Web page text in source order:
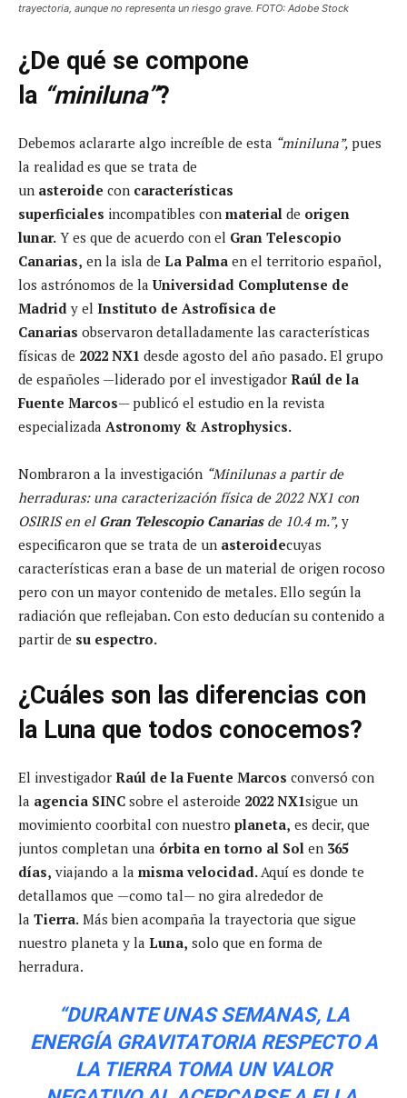
trayectoria, aunque no representa un riesgo grave. FOTO: Adobe Stock
¿De qué se compone
la “miniluna”?
Debemos aclararte algo increíble de esta “miniluna”, pues
la realidad es que se trata de
un asteroide con características
superficiales incompatibles con material de origen
lunar. Y es que de acuerdo con el Gran Telescopio
Canarias, en la isla de La Palma en el territorio español,
los astrónomos de laUniversidad Complutense de
Madrid y el Instituto de Astrofísica de
Canarias observaron detalladamente las características
físicas de 2022 NX1 desde agosto del año pasado. El grupo
de españoles —liderado por el investigador Raúl de la
Fuente Marcos— publicó el estudio en la revista
especializada Astronomy & Astrophysics.
Nombraron a la investigación “Minilunas a partir de
herraduras: una caracterización física de 2022 NX1 con
OSIRIS en el Gran Telescopio Canariasde 10.4 m.”, y
especificaron que se trata de un asteroidecuyas
características eran a base de un material de origen rocoso
pero con un mayor contenido de metales. Ello según la
radiación que reflejaban. Con esto deducían su contenido a
partir de su espectro.
¿Cuáles son las diferencias con
la Luna que todos conocemos?
El investigador Raúl de la Fuente Marcos conversó con
la agencia SINC sobre el asteroide 2022 NX1sigue un
movimiento coorbital con nuestro planeta, es decir, que
juntos completan una órbita en torno al Sol en 365
días, viajando a la misma velocidad. Aquí es donde te
detallamos que —como tal— no gira alrededor de
la Tierra. Más bien acompaña la trayectoria que sigue
nuestro planeta y la Luna, solo que en forma de
herradura.
“DURANTE UNAS SEMANAS, LA
ENERGÍA GRAVITATORIA RESPECTO A
LA TIERRA TOMA UN VALOR